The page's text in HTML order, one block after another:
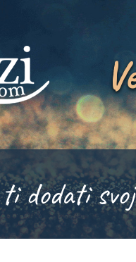
dodati